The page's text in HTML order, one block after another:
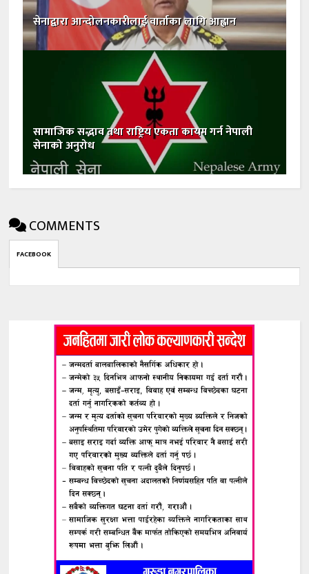
सेनाद्वारा आन्दोलनकारीलाई वार्ताका लागि आह्वान
सामाजिक सद्भाव तथा राष्ट्रिय एकता कायम गर्न नेपाली
सेनाको अनुरोध
COMMENTS
FACEBOOK